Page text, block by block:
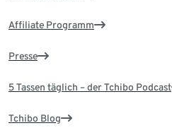
Affiliate Programm
Presse
5 Tassen täglich – der Tchibo Podcast
Tchibo Blog